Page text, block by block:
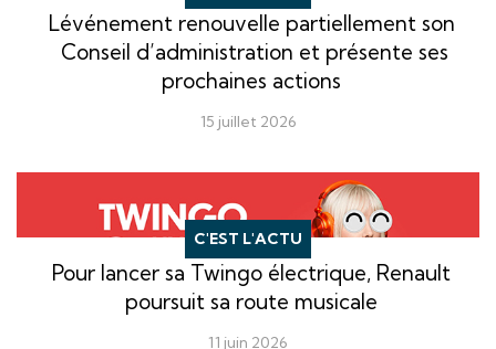
Lévénement renouvelle partiellement son
Conseil d’administration et présente ses
prochaines actions
15 juillet 2026
C'EST L'ACTU
Pour lancer sa Twingo électrique, Renault
poursuit sa route musicale
11 juin 2026